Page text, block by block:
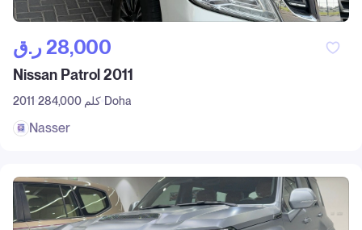
ر.ق‎ 28,000
Nissan Patrol 2011
2011 284,000 كلم Doha
Nasser